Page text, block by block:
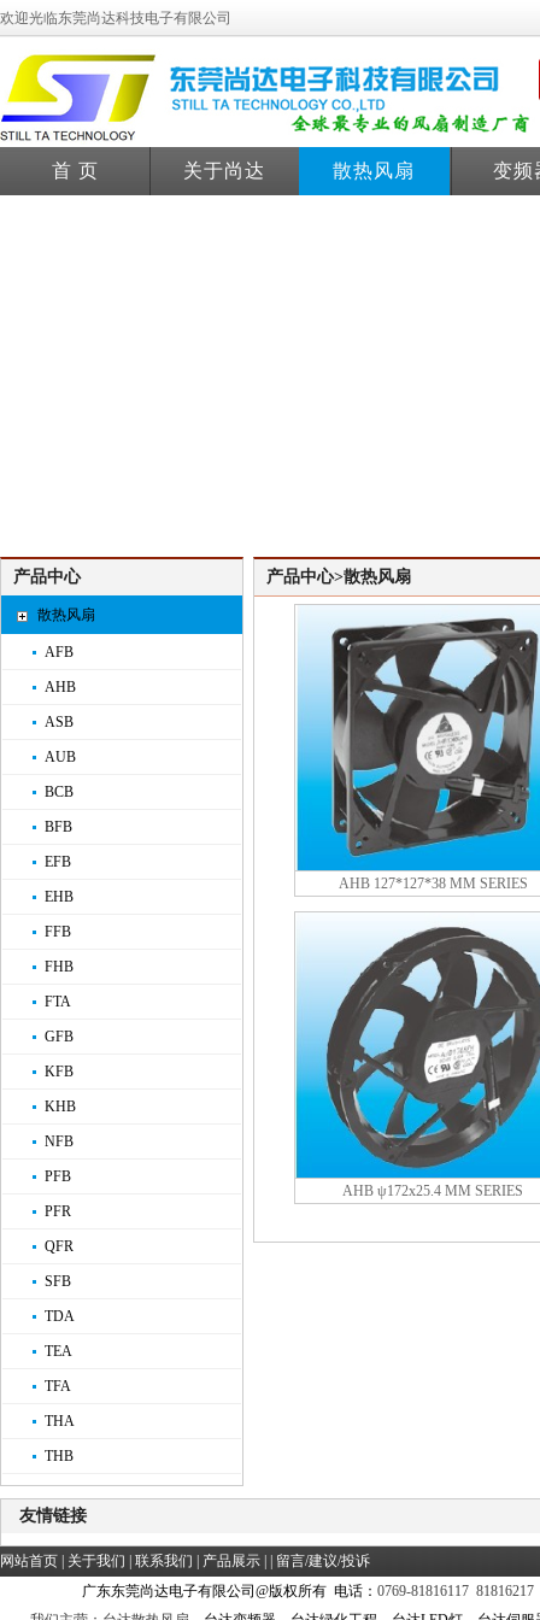
欢迎光临东莞尚达科技电子有限公司
首 页 关于尚达 散热风扇 变频
产品中心
散热风扇
AFB
AHB
ASB
AUB
BCB
BFB
EFB
EHB
FFB
FHB
FTA
GFB
KFB
KHB
NFB
PFB
PFR
QFR
SFB
TDA
TEA
TFA
THA
THB
产品中心>散热风扇
AHB 127*127*38 MM SERIES
AHB ψ172x25.4 MM SERIES
友情链接
网站首页 关于我们 联系我们 产品展示
留言/建议/投诉
广东东莞尚达电子有限公司@版权所有 电话： 0769-81816117 81816217